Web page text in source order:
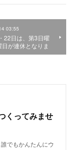
03:55
22日は、第3日曜
日が連休となりま
くってみませ
でもかんたんにウ